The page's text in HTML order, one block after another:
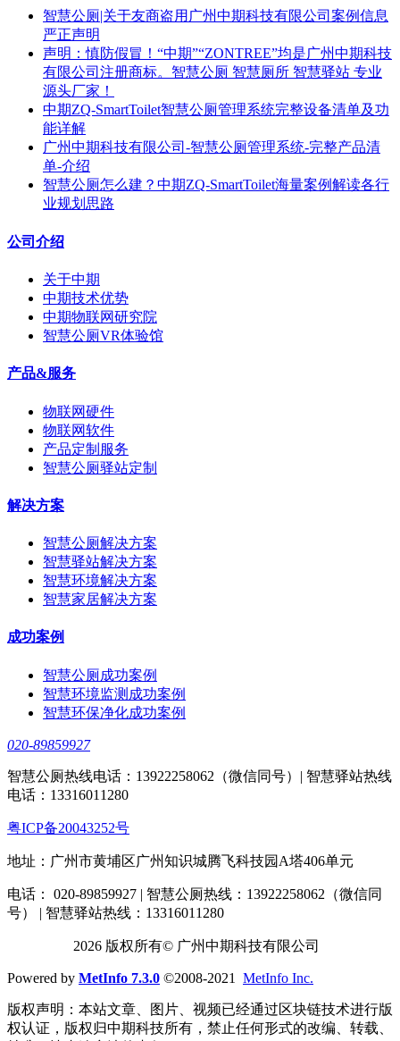
智慧公厕|关于友商盗用广州中期科技有限公司案例信息
严正声明
声明：慎防假冒！“中期”“ZONTREE”均是广州中期科技
有限公司注册商标。智慧公厕 智慧厕所 智慧驿站 专业
源头厂家！
中期ZQ-SmartToilet智慧公厕管理系统完整设备清单及功
能详解
广州中期科技有限公司-智慧公厕管理系统-完整产品清
单-介绍
智慧公厕怎么建？中期ZQ-SmartToilet海量案例解读各行
业规划思路
公司介绍
关于中期
中期技术优势
中期物联网研究院
智慧公厕VR体验馆
产品&服务
物联网硬件
物联网软件
产品定制服务
智慧公厕驿站定制
解决方案
智慧公厕解决方案
智慧驿站解决方案
智慧环境解决方案
智慧家居解决方案
成功案例
智慧公厕成功案例
智慧环境监测成功案例
智慧环保净化成功案例
020-89859927
智慧公厕热线电话：13922258062（微信同号）| 智慧驿站热线
电话：13316011280
粤ICP备20043252号
地址：广州市黄埔区广州知识城腾飞科技园A塔406单元
电话： 020-89859927 | 智慧公厕热线：13922258062（微信同
号） | 智慧驿站热线：13316011280
2026 版权所有© 广州中期科技有限公司
Powered by MetInfo 7.3.0 ©2008-2021 MetInfo Inc.
版权声明：本站文章、图片、视频已经通过区块链技术进行版
权认证，版权归中期科技所有，禁止任何形式的改编、转载、